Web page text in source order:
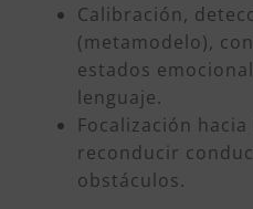
Calibración,
(metamodelo),
estados
lenguaje.
Focalización
reconducir
obstáculos.